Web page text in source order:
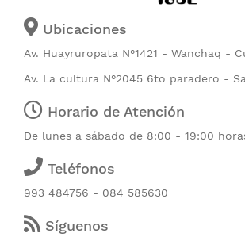
Ubicaciones
Av. Huayruropata N°1421 - Wanchaq -
Av. La cultura N°2045 6to paradero -
Horario de Atención
De lunes a sábado de 8:00 - 19:00
Teléfonos
993 484756 - 084 585630
Síguenos